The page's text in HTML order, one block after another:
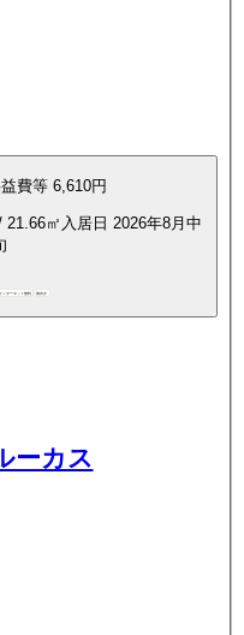
費等 6,610円
21.66㎡ 入居日 2026年8月中
インターネット無料 南向き
ーカス